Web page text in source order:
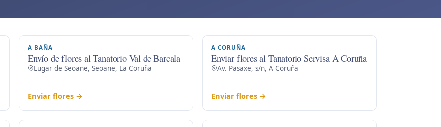
A BAÑA
Envío de flores al Tanatorio Val de Barcala
Lugar de Seoane, Seoane, La Coruña
Enviar flores →
A CORUÑA
Enviar flores al Tanatorio Servisa A Coruña
Av. Pasaxe, s/n, A Coruña
Enviar flores →